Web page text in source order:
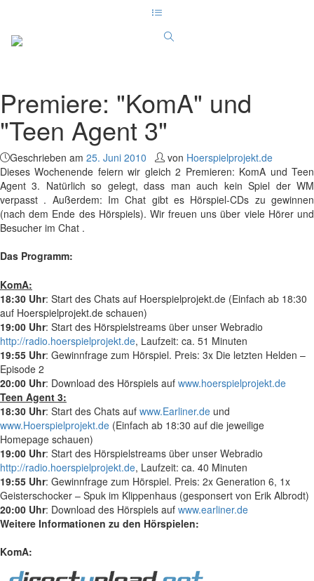
Premiere: "KomA" und
"Teen Agent 3"
Geschrieben am 25. Juni 2010 von Hoerspielprojekt.de
Dieses Wochenende feiern wir gleich 2 Premieren: KomA und Teen
Agent 3. Natürlich so gelegt, dass man auch kein Spiel der WM
verpasst . Außerdem: Im Chat gibt es Hörspiel-CDs zu gewinnen
(nach dem Ende des Hörspiels). Wir freuen uns über viele Hörer und
Besucher im Chat .
Das Programm:
KomA:
18:30 Uhr: Start des Chats auf Hoerspielprojekt.de (Einfach ab 18:30
auf Hoerspielprojekt.de schauen)
19:00 Uhr: Start des Hörspielstreams über unser Webradio
http://radio.hoerspielprojekt.de, Laufzeit: ca. 51 Minuten
19:55 Uhr: Gewinnfrage zum Hörspiel. Preis: 3x Die letzten Helden –
Episode 2
20:00 Uhr: Download des Hörspiels auf www.hoerspielprojekt.de
Teen Agent 3:
18:30 Uhr: Start des Chats auf www.Earliner.de und
www.Hoerspielprojekt.de (Einfach ab 18:30 auf die jeweilige
Homepage schauen)
19:00 Uhr: Start des Hörspielstreams über unser Webradio
http://radio.hoerspielprojekt.de, Laufzeit: ca. 40 Minuten
19:55 Uhr: Gewinnfrage zum Hörspiel. Preis: 2x Generation 6, 1x
Geisterschocker – Spuk im Klippenhaus (gesponsert von Erik Albrodt)
20:00 Uhr: Download des Hörspiels auf www.earliner.de
Weitere Informationen zu den Hörspielen:
KomA: